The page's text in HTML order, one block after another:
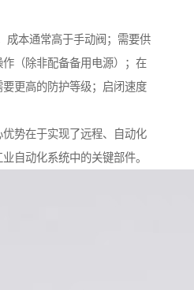
成本通常高于手动阀；需要供
（除非配备备用电源）；在
更高的防护等级；启闭速度
势在于实现了远程、自动化
自动化系统中的关键部件。